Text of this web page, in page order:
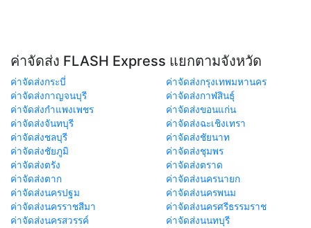
ค่าจัดส่ง FLASH Express แยกตามจังหวัด
ค่าจัดส่งกระบี่
ค่าจัดส่งกรุงเทพมหานคร
ค่าจัดส่งกาญจนบุรี
ค่าจัดส่งกาฬสินธุ์
ค่าจัดส่งกำแพงเพชร
ค่าจัดส่งขอนแก่น
ค่าจัดส่งจันทบุรี
ค่าจัดส่งฉะเชิงเทรา
ค่าจัดส่งชลบุรี
ค่าจัดส่งชัยนาท
ค่าจัดส่งชัยภูมิ
ค่าจัดส่งชุมพร
ค่าจัดส่งตรัง
ค่าจัดส่งตราด
ค่าจัดส่งตาก
ค่าจัดส่งนครนายก
ค่าจัดส่งนครปฐม
ค่าจัดส่งนครพนม
ค่าจัดส่งนครราชสีมา
ค่าจัดส่งนครศรีธรรมราช
ค่าจัดส่งนครสวรรค์
ค่าจัดส่งนนทบุรี